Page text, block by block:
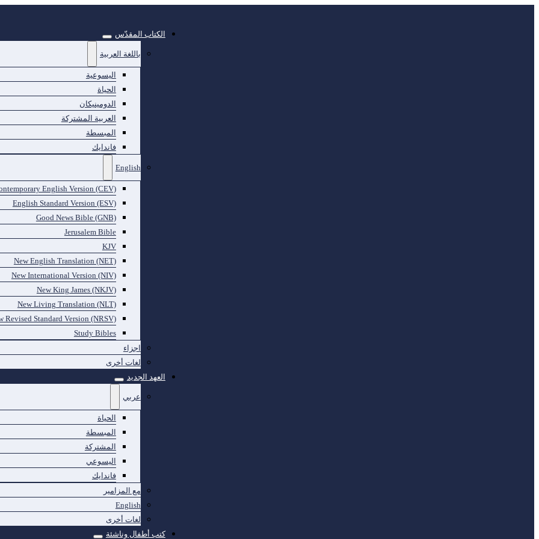
الكتاب المقدّس
باللغة العربية
اليسوعية
الحياة
الدومينيكان
العربية المشتركة
المبسطة
فاندايك
English
English Version (CEV)
English Standard Version (ESV)
Good News Bible (GNB)
Jerusalem Bible
KJV
New English Translation (NET)
New International Version (NIV)
New King James (NKJV)
New Living Translation (NLT)
Revised Standard Version (NRSV)
Study Bibles
اجزاء
لغات أخرى
العهد الجديد
عربي
الحياة
المبسطة
المشتركة
اليسوعي
فاندايك
مع المزامير
English
لغات أخرى
كتب أطفال وناشئة